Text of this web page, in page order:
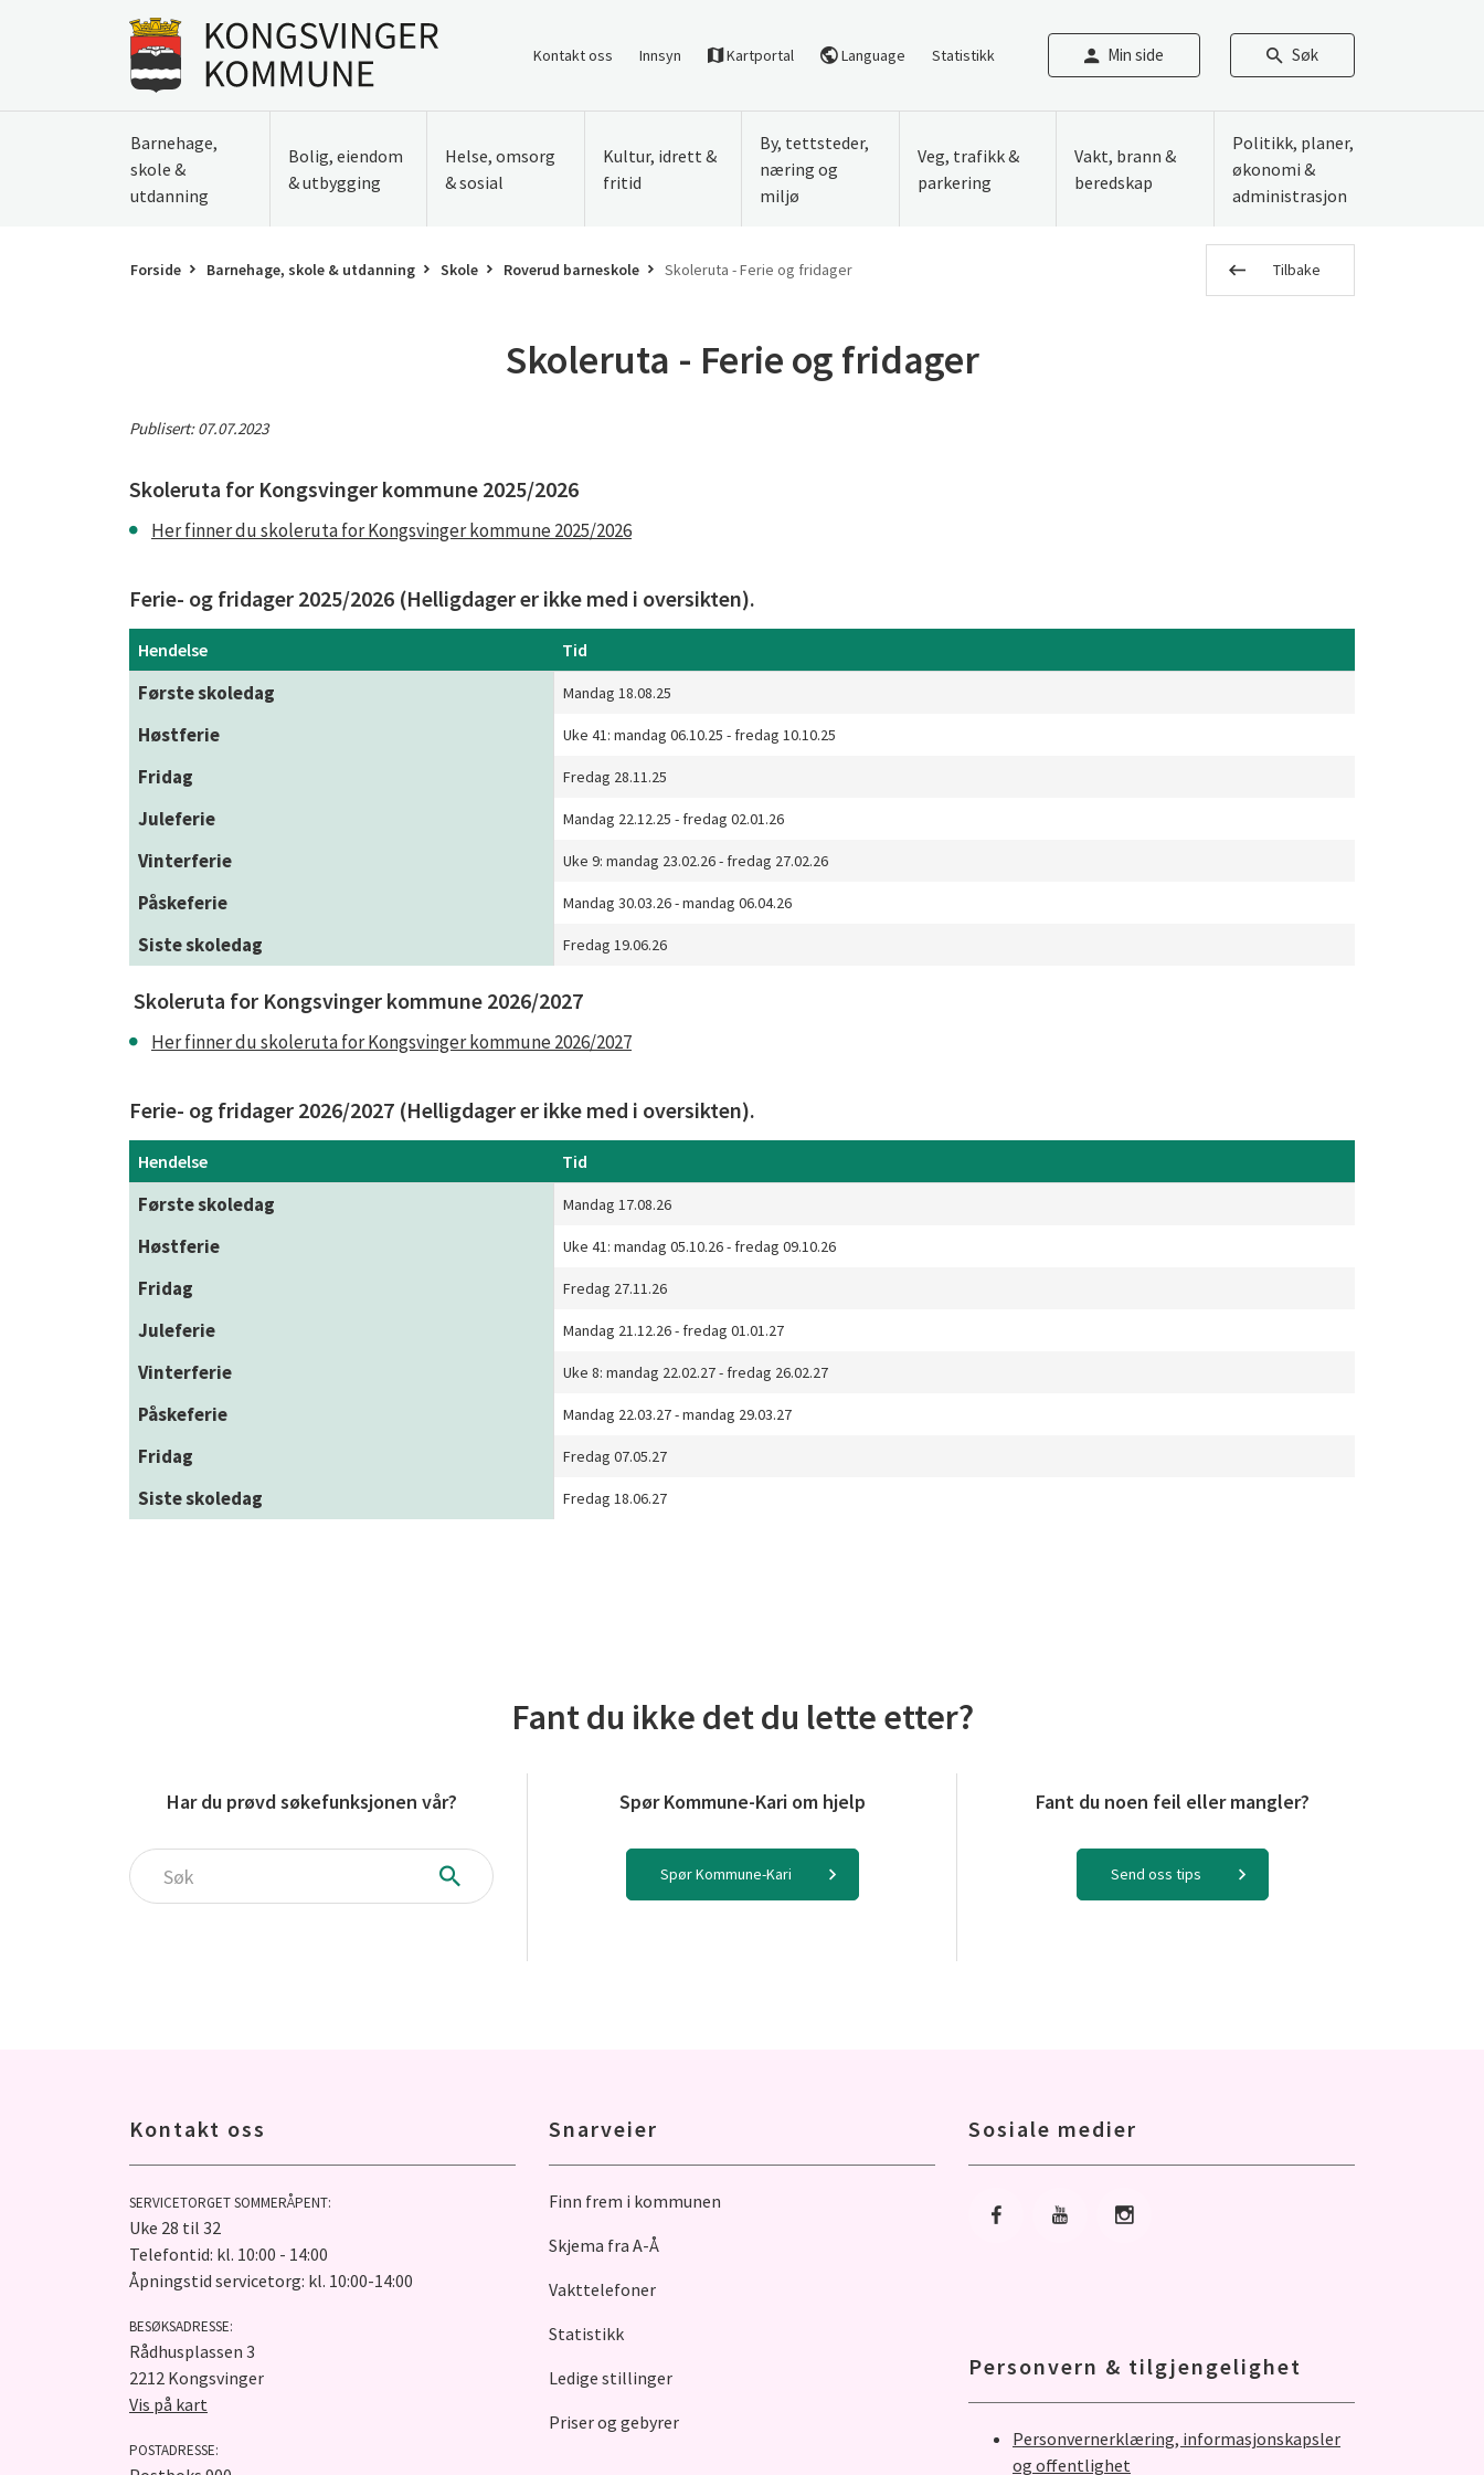
Gå til forsiden
Kontakt oss Innsyn Kartportal Language Statistikk Min side Søk
Barnehage,
skole &
utdanning
Bolig, eiendom
& utbygging
Helse, omsorg
& sosial
Kultur, idrett &
fritid
By, tettsteder,
næring og
miljø
Veg, trafikk &
parkering
Vakt, brann &
beredskap
Politikk, planer,
økonomi &
administrasjon
Forside Barnehage, skole & utdanning Skole Roverud barneskole Skoleruta - Ferie og fridager Tilbake
Skoleruta - Ferie og fridager
Publisert:07.07.2023
Skoleruta for Kongsvinger kommune 2025/2026
Her finner du skoleruta for Kongsvinger kommune 2025/2026
Ferie- og fridager 2025/2026 (Helligdager er ikke med i oversikten).
Hendelse Tid
Første skoledag Mandag 18.08.25
Høstferie Uke 41: mandag 06.10.25 - fredag 10.10.25
Fridag Fredag 28.11.25
Juleferie Mandag 22.12.25 - fredag 02.01.26
Vinterferie Uke 9: mandag 23.02.26 - fredag 27.02.26
Påskeferie Mandag 30.03.26 - mandag 06.04.26
Siste skoledag Fredag 19.06.26
Skoleruta for Kongsvinger kommune 2026/2027
Her finner du skoleruta for Kongsvinger kommune 2026/2027
Ferie- og fridager 2026/2027 (Helligdager er ikke med i oversikten).
Hendelse Tid
Første skoledag Mandag 17.08.26
Høstferie Uke 41: mandag 05.10.26 - fredag 09.10.26
Fridag Fredag 27.11.26
Juleferie Mandag 21.12.26 - fredag 01.01.27
Vinterferie Uke 8: mandag 22.02.27 - fredag 26.02.27
Påskeferie Mandag 22.03.27 - mandag 29.03.27
Fridag Fredag 07.05.27
Siste skoledag Fredag 18.06.27
Fant du ikke det du lette etter?
Har du prøvd søkefunksjonen vår?
Søk
Spør Kommune-Kari om hjelp
Spør Kommune-Kari
Fant du noen feil eller mangler?
Send oss tips
Kontakt oss
SERVICETORGET SOMMERÅPENT:
Uke 28 til 32
Telefontid: kl. 10:00 - 14:00
Åpningstid servicetorg: kl. 10:00-14:00
BESØKSADRESSE:
Rådhusplassen 3
2212 Kongsvinger
Vis på kart
POSTADRESSE:
Snarveier
Finn frem i kommunen
Skjema fra A-Å
Vakttelefoner
Statistikk
Ledige stillinger
Priser og gebyrer
Sosiale medier
Gå til Facebook
Gå til YoutubeGå til Instagram
Personvern & tilgjengelighet
Personvernerklæring, informasjonskapsler
og offentlighet